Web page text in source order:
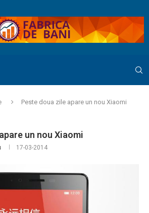
Peste doua zile apare un nou Xiaomi
un nou Xiaomi
17-03-2014